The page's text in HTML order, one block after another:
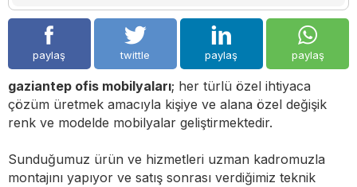
paylaş twittle paylaş paylaş
gaziantep ofis mobilyaları; her türlü özel ihtiyaca
çözüm üretmek amacıyla kişiye ve alana özel değişik
renk ve modelde mobilyalar geliştirmektedir.
Sunduğumuz ürün ve hizmetleri uzman kadromuzla
montajını yapıyor ve satış sonrası verdiğimiz teknik